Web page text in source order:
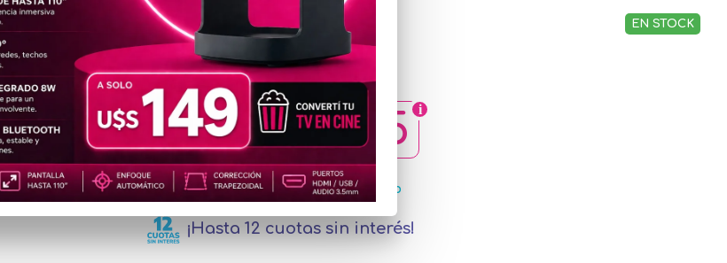
COO153 EN STOCK
u$s82,35
Precio
especial
u$s90.83 con MercadoPago
¡Hasta 12 cuotas sin interés!